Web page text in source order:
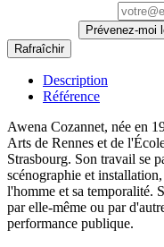
Prévenez-moi
Description
Référence
Awena Cozannet, née en
Arts de Rennes et de
Strasbourg. Son travail se
scénographie et
l'homme et sa temporalité.
par elle-même ou par
performance publique.